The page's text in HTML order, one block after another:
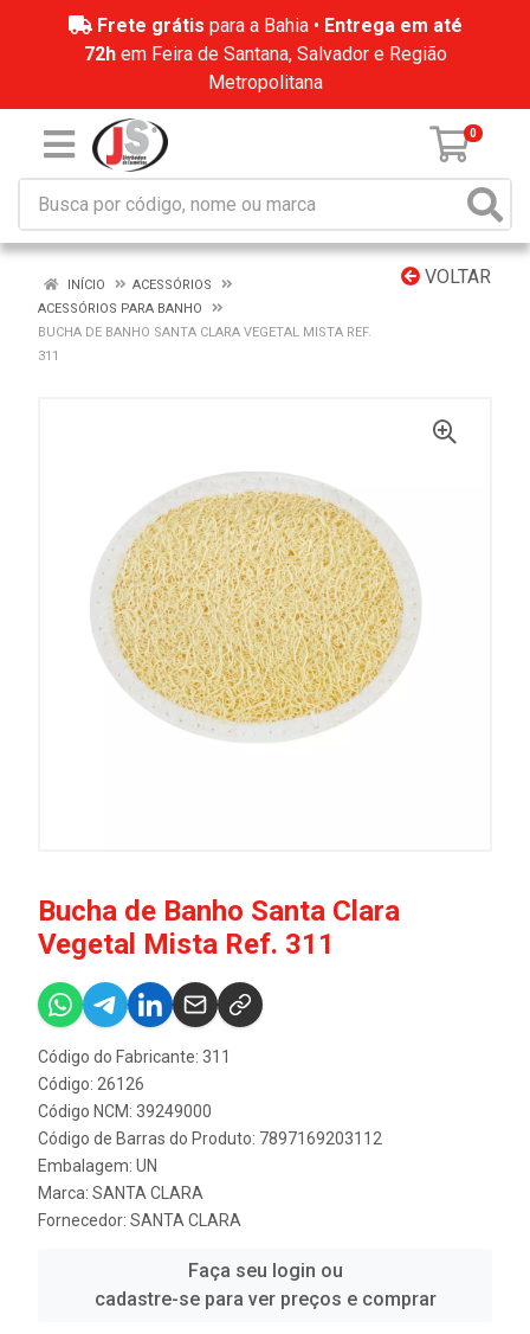
Frete grátis para a Bahia • Entrega em até
72hem Feira de Santana, Salvador e Região
Metropolitana
0
VOLTAR
INÍCIO
ACESSÓRIOS
ACESSÓRIOS PARA BANHO
BUCHA DE BANHO SANTA CLARA VEGETAL MISTA REF.
311
Bucha de Banho Santa Clara
Vegetal Mista Ref. 311
Código do Fabricante: 311
Código: 26126
Código NCM: 39249000
Código de Barras do Produto: 7897169203112
Embalagem: UN
Marca: SANTA CLARA
Fornecedor: SANTA CLARA
Faça seu login ou
cadastre-se para ver preços e comprar